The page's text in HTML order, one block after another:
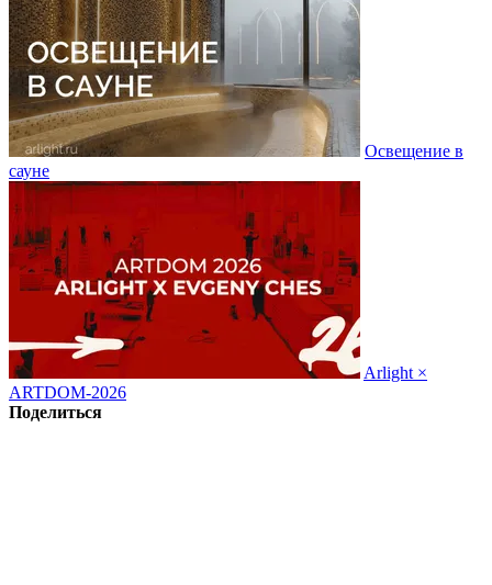
Освещение в
сауне
Arlight ×
ARTDOM-2026
Поделиться